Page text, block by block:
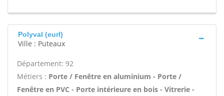
Polyval (eurl)
Ville : Puteaux
Département: 92
Métiers : Porte / Fenêtre en aluminium - Porte /
Fenêtre en PVC - Porte intérieure en bois - Vitrerie -